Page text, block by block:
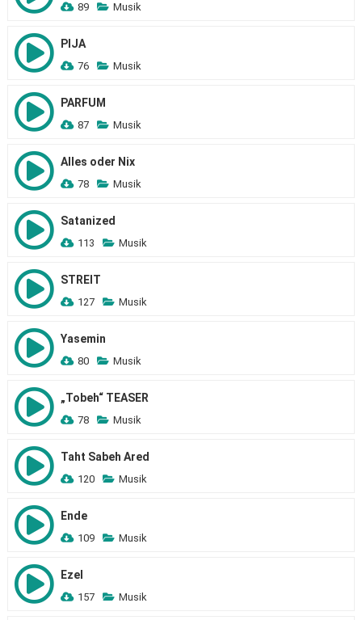
89 Musik
PIJA
76 Musik
PARFUM
87 Musik
Alles oder Nix
78 Musik
Satanized
113 Musik
STREIT
127 Musik
Yasemin
80 Musik
„Tobeh“ TEASER
78 Musik
Taht Sabeh Ared
120 Musik
Ende
109 Musik
Ezel
157 Musik